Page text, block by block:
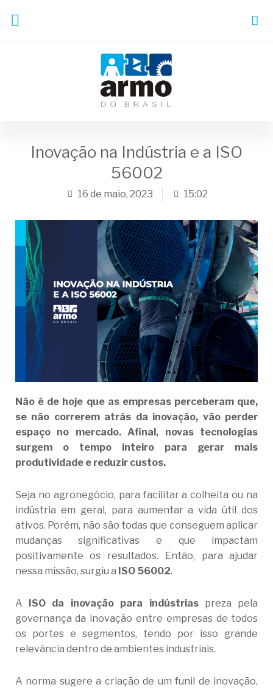
Inovação na Indústria e a ISO
56002
16 de maio, 2023 15:02
Não é de hoje que as empresas perceberam que,
se não correrem atrás da inovação, vão perder
espaço no mercado. Afinal, novas tecnologias
surgem o tempo inteiro para gerar mais
produtividade e reduzir custos.
Seja no agronegócio, para facilitar a colheita ou na
indústria em geral, para aumentar a vida útil dos
ativos. Porém, não são todas que conseguem aplicar
mudanças significativas e que impactam
positivamente os resultados. Então, para ajudar
nessa missão, surgiu a ISO 56002.
A ISO da inovação para indústriaspreza pela
governança da inovação entre empresas de todos
os portes e segmentos, tendo por isso grande
relevância dentro de ambientes industriais.
A norma sugere a criação de um funil de inovação,